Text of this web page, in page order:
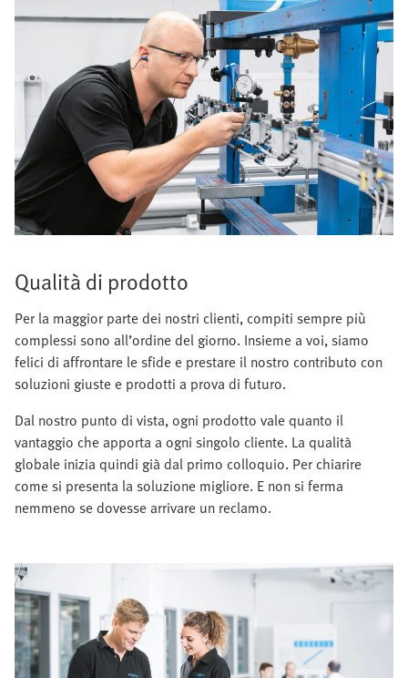
Qualità di prodotto
Per la maggior parte dei nostri clienti, compiti sempre più
complessi sono all’ordine del giorno. Insieme a voi, siamo
felici di affrontare le sfide e prestare il nostro contributo con
soluzioni giuste e prodotti a prova di futuro.
Dal nostro punto di vista, ogni prodotto vale quanto il
vantaggio che apporta a ogni singolo cliente. La qualità
globale inizia quindi già dal primo colloquio. Per chiarire
come si presenta la soluzione migliore. E non si ferma
nemmeno se dovesse arrivare un reclamo.